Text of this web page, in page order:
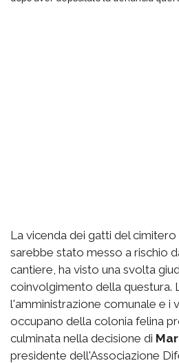
La vicenda dei gatti del cimitero
sarebbe stato messo a rischio
cantiere, ha visto una svolta
coinvolgimento della questura.
l'amministrazione comunale e i
occupano della colonia felina
culminata nella decisione di
presidente dell'Associazione